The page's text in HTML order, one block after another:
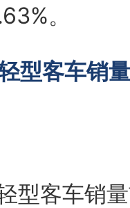
。
型客车销
客车销量